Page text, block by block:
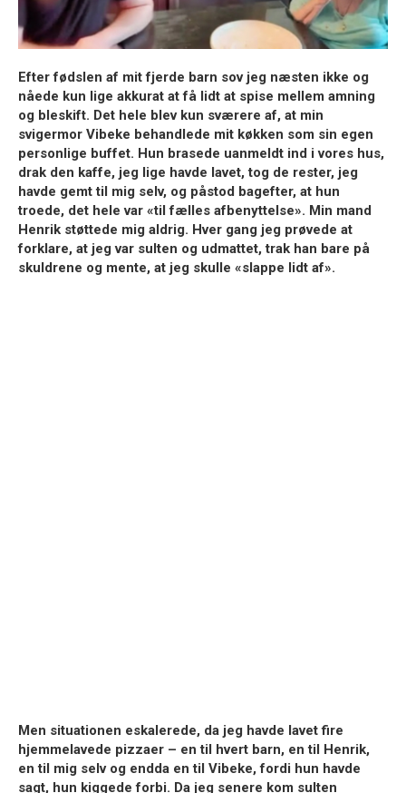
Efter fødslen af mit fjerde barn sov jeg næsten ikke og
nåede kun lige akkurat at få lidt at spise mellem amning
og bleskift. Det hele blev kun sværere af, at min
svigermor Vibeke behandlede mit køkken som sin egen
personlige buffet. Hun brasede uanmeldt ind i vores hus,
drak den kaffe, jeg lige havde lavet, tog de rester, jeg
havde gemt til mig selv, og påstod bagefter, at hun
troede, det hele var «til fælles afbenyttelse». Min mand
Henrik støttede mig aldrig. Hver gang jeg prøvede at
forklare, at jeg var sulten og udmattet, trak han bare på
skuldrene og mente, at jeg skulle «slappe lidt af».
Men situationen eskalerede, da jeg havde lavet fire
hjemmelavede pizzaer – en til hvert barn, en til Henrik,
en til mig selv og endda en til Vibeke, fordi hun havde
sagt, hun kiggede forbi. Da jeg senere kom sulten